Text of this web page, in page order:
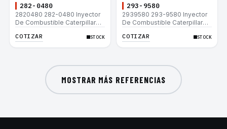
282-0480
2820480 282-0480 Inyector
De Combustible Caterpillar®
COTIZAR STOCK
293-9580
2939580 293-9580 Inyector
De Combustible Caterpillar®
COTIZAR STOCK
MOSTRAR MÁS REFERENCIAS